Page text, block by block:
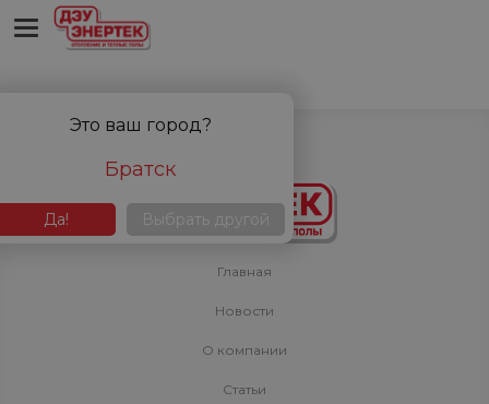
'bitrix:sale.basket.basket' is not a component
Главная
Новости
О компании
Статьи
Это ваш город?
Братск
Да! Выбрать другой